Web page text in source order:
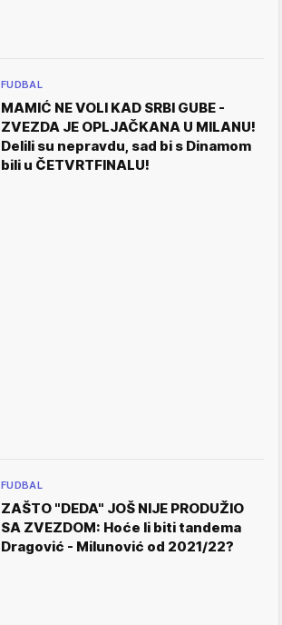
FUDBAL
MAMIĆ NE VOLI KAD SRBI GUBE -
ZVEZDA JE OPLJAČKANA U MILANU!
Delili su nepravdu, sad bi s Dinamom
bili u ČETVRTFINALU!
FUDBAL
ZAŠTO "DEDA" JOŠ NIJE PRODUŽIO
SA ZVEZDOM: Hoće li biti tandema
Dragović - Milunović od 2021/22?